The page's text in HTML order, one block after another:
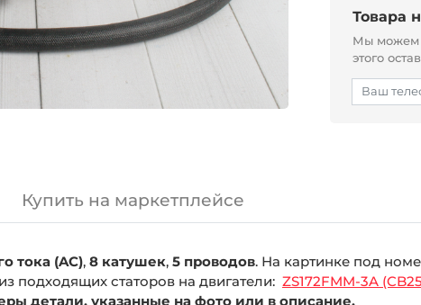
Товара
Мы можем
этого
Купить на маркетплейсе
тока (AC), 8 катушек, 5 проводов. На картинке под
подходящих статоров на двигатели: ZS172FMM-3A
детали, указанные на фото или в описание.